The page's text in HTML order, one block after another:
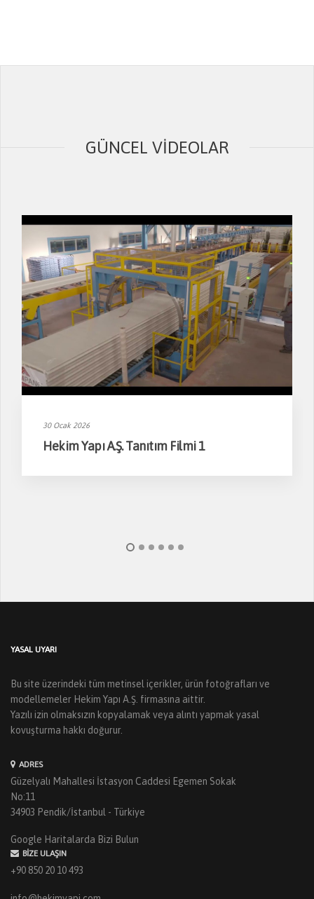
GÜNCEL VIDEOLAR
30 Ocak 2026
Hekim Yapı A.Ş. Tanıtım Filmi 1
YASAL UYARI
Bu site üzerindeki tüm metinsel içerikler, ürün fotoğrafları ve
modellemeler Hekim Yapı A.Ş. firmasına aittir.
Yazılı izin olmaksızın kopyalamak veya alıntı yapmak yasal
kovuşturma hakkı doğurur.
ADRES
Güzelyalı Mahallesi İstasyon Caddesi Egemen Sokak
No:11
34903 Pendik/İstanbul - Türkiye
Google Haritalarda Bizi Bulun
BIZE ULAŞIN
+90 850 20 10 493